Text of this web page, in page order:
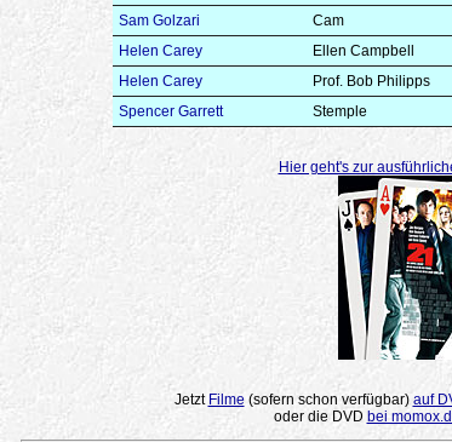
Sam Golzari
Cam
Helen Carey
Ellen Campbell
Helen Carey
Prof. Bob Philipps
Spencer Garrett
Stemple
Hier geht's zur
Jetzt Filme(sofern schon verfügbar) auf
oder die DVD bei